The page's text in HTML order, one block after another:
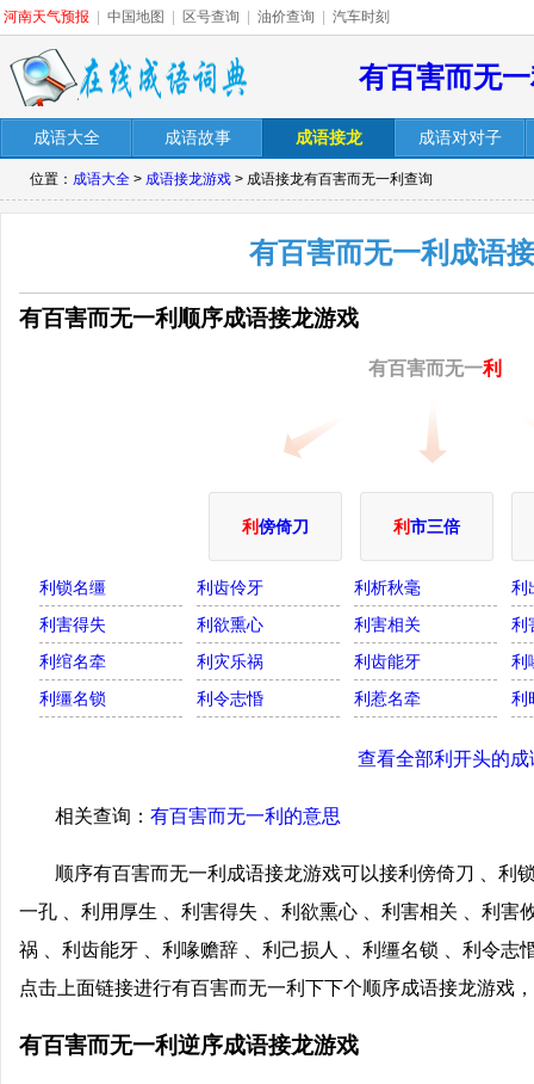
河南天气预报 中国地图 区号查询 油价查询 汽车时刻
有百害而无
成语大全 成语故事 成语接龙 成语对对子
位置： 成语大全 > 成语接龙游戏 > 成语接龙有百害而无一利查询
有百害而无一利成语
有百害而无一利顺序成语接龙游戏
有百害而无一利
利傍倚刀 利市三倍
利锁名缰 利齿伶牙 利析秋毫
利
利害得失
利欲熏心 利害相关
利
利绾名牵
利灾乐祸 利齿能牙
利
利缰名锁
利令志惛 利惹名牵 利
查看全部利开头的成
相关查询： 有百害而无一利的意思
顺序有百害而无一利成语接龙游戏可以接利傍倚刀 、利
一孔 、利用厚生 、利害得失 、利欲熏心 、利害相关 、利害
祸 、利齿能牙 、利喙赡辞 、利己损人 、利缰名锁 、利令志
点击上面链接进行有百害而无一利下下个顺序成语接龙游戏
有百害而无一利逆序成语接龙游戏